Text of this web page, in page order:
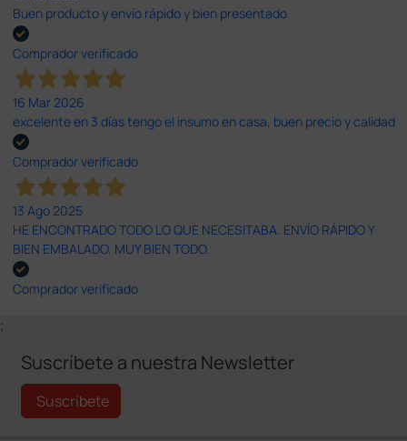
Buen producto y envío rápido y bien presentado
Comprador verificado
16 Mar 2026
excelente en 3 días tengo el insumo en casa, buen precio y calidad
Comprador verificado
13 Ago 2025
HE ENCONTRADO TODO LO QUE NECESITABA. ENVÍO RÁPIDO Y
BIEN EMBALADO. MUY BIEN TODO.
Comprador verificado
;
Suscríbete a nuestra Newsletter
Suscríbete